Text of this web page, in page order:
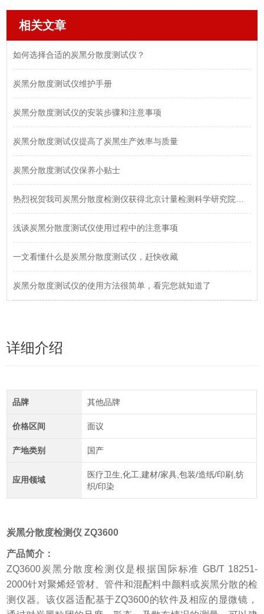
相关文章
如何选择合适的炭黑分散度测试仪？
炭黑分散度测试仪维护手册
炭黑分散度测试仪的安装步骤和注意事项
炭黑分散度测试仪提高了炭黑生产效率与质量
炭黑分散度测试仪保养小贴士
热烈祝贺我司炭黑分散度检测仪获得北京计量检测科学研究院校准证书
浅谈炭黑分散度测试仪使用过程中的注意事项
一文看懂什么是炭黑分散度测试仪，赶快收藏
炭黑分散度测试仪的使用方法很简单，看完您就知道了
详细介绍
品牌 其他品牌
价格区间 面议
产地类别 国产
应用领域
医疗卫生,化工,建材/家具,包装/造纸/印刷,纺
织/印染
炭黑分散度检测仪 ZQ3600
产品简介：
ZQ3600炭黑分散度检测仪是根据国际标准 GB/T 18251-
2000针对聚烯烃管材、管件和混配料中颜料或炭黑分散的检
测仪器。该仪器适配基于ZQ3600的软件及相应的显微镜，